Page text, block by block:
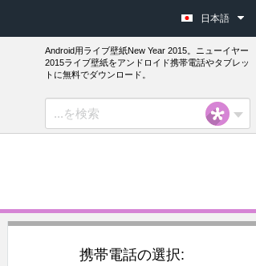
日本語
Android用ライブ壁紙New Year 2015。ニューイヤー
2015ライブ壁紙をアンドロイド携帯電話やタブレッ
トに無料でダウンロード。
携帯電話の選択: